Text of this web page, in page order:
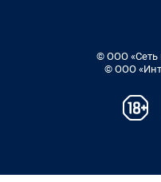
© ООО «Сеть
© ООО